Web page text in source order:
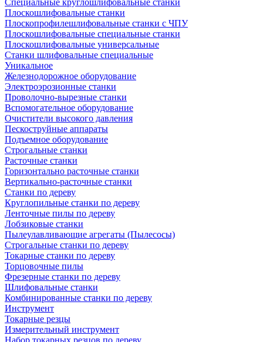
Специальные круглошлифовальные станки
Плоскошлифовальные станки
Плоскопрофилешлифовальные станки с ЧПУ
Плоскошлифовальные специальные станки
Плоскошлифовальные универсальные
Станки шлифовальные специальные
Уникальное
Железнодорожное оборудование
Электроэрозионные станки
Проволочно-вырезные станки
Вспомогательное оборудование
Очистители высокого давления
Пескоструйные аппараты
Подъемное оборудование
Строгальные станки
Расточные станки
Горизонтально расточные станки
Вертикально-расточные станки
Станки по дереву
Круглопильные станки по дереву
Ленточные пилы по дереву
Лобзиковые станки
Пылеулавливающие агрегаты (Пылесосы)
Строгальные станки по дереву
Токарные станки по дереву
Торцовочные пилы
Фрезерные станки по дереву
Шлифовальные станки
Комбинированные станки по дереву
Инструмент
Токарные резцы
Измерительный инструмент
Набор токарных резцов по дереву